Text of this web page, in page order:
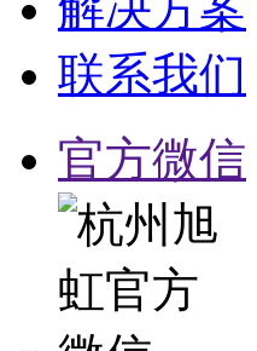
联系我们
官方微信